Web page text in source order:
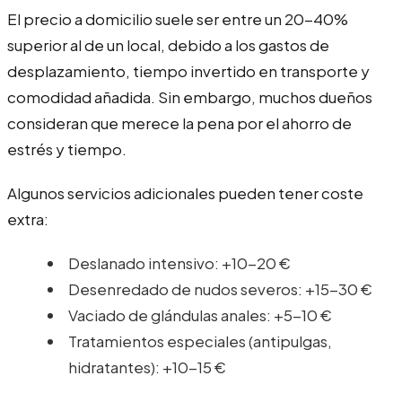
El precio a domicilio suele ser entre un 20-40%
superior al de un local, debido a los gastos de
desplazamiento, tiempo invertido en transporte y
comodidad añadida. Sin embargo, muchos dueños
consideran que merece la pena por el ahorro de
estrés y tiempo.
Algunos servicios adicionales pueden tener coste
extra:
Deslanado intensivo: +10-20 €
Desenredado de nudos severos: +15-30 €
Vaciado de glándulas anales: +5-10 €
Tratamientos especiales (antipulgas,
hidratantes): +10-15 €